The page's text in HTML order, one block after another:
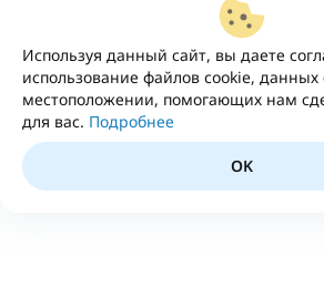
Используя данный сайт, вы даете
использование файлов cookie, данных
местоположении, помогающих нам
для вас. Подробнее
OK